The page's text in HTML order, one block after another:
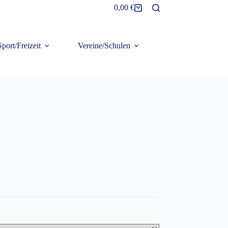
Warenkorb
0,00 €
Freizeit Vereine/Schulen